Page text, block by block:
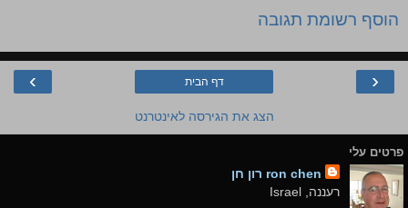
הוסף רשומת תגובה
‹
› דף הבית
הצג את הגירסה לאינטרנט
פרטים עלי
ron chen רון חן
רעננה, Israel